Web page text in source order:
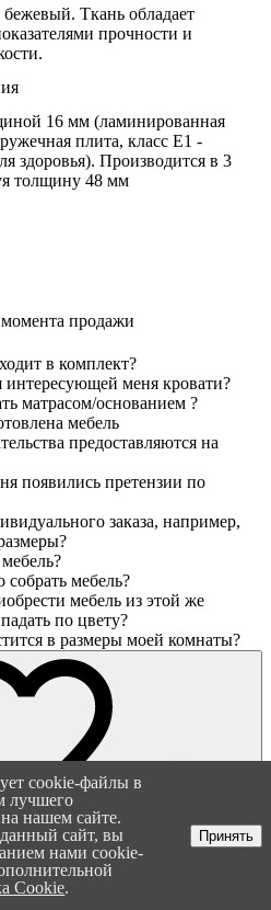
Оксана
Напишите, если
у вас появятся вопросы. Мы
постараемся ответить как
можно быстрее
Ткань обладает
прочности и
16 мм (ламинированная
плита, класс E1 -
здоровья). Производится в 3
толщину 48 мм
момента продажи
в комплект?
интересующей меня кровати?
матрасом/основанием ?
мебель
предоставляются на
появились претензии по
заказа, например,
собрать мебель?
мебель из этой же
по цвету?
в размеры моей комнаты?
cookie-файлы в
лучшего
нашем сайте.
сайт, вы
нами cookie-
Cookie.
Принять